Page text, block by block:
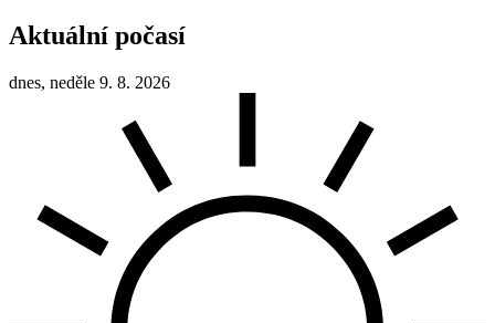
Aktuální počasí
dnes, neděle 9. 8. 2026